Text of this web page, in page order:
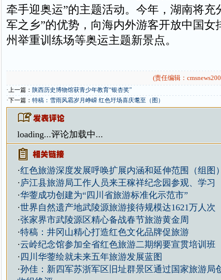
牵手迎奥运”的主题活动。今年，湖南将充
军之乡”的优势，向海内外游客开放中国女
州举重训练场等奥运主题新景点。
(责任编辑：
·上一篇： 陕西历史博物馆获青少年教育“银杏奖”
·下一篇： 特稿：雪雨风霜岁月峥嵘 红色圩场喜庆耄至（图）
loading...评论加载中...
·红色旅游深度发展呼唤扩展内涵和延伸范围（组图
· 庐江县旅游局工作人员来王稼祥纪念园参观、学习
·华蓥成功创建为“四川省旅游标准化示范市”
·世界自然遗产地武陵源旅游接待规模达1621万人次
·张家界市武陵源区精心备战春节旅游黄金周
·特稿：井冈山精心打造红色文化品牌促旅游
·云岭纪念馆参加全省红色旅游二期纲要宣贯培训班
· 四川华蓥绘就未来五年旅游发展蓝图
·孙佳：新四军苏浙军区旧址群景区通过国家旅游局